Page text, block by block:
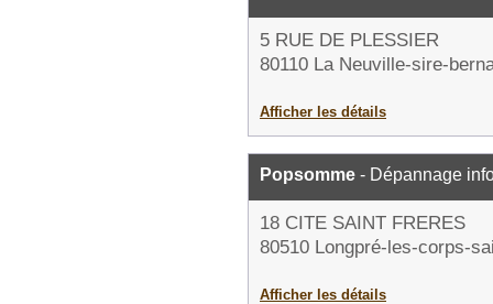
5 RUE DE PLESSIER
80110 La Neuville-sire-
Afficher les détails
Popsomme - Dépannage
18 CITE SAINT FRERES
80510 Longpré-les-corps-
Afficher les détails